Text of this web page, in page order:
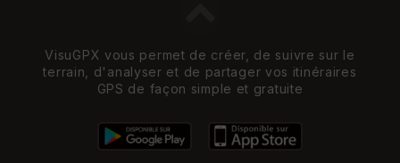
VisuGPX vous permet de créer, de suivre sur le
terrain, d'analyser et de partager vos itinéraires
GPS de façon simple et gratuite